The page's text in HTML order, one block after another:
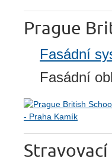
Prague
Fasádní
Fasádní